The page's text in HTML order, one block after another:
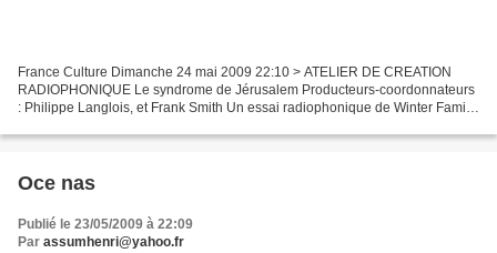
France Culture Dimanche 24 mai 2009 22:10 > ATELIER DE CREATION
RADIOPHONIQUE Le syndrome de Jérusalem Producteurs-coordonnateurs
: Philippe Langlois, et Frank Smith Un essai radiophonique de Winter Family
Oce nas
Publié le 23/05/2009 à 22:09
Par assumhenri@yahoo.fr